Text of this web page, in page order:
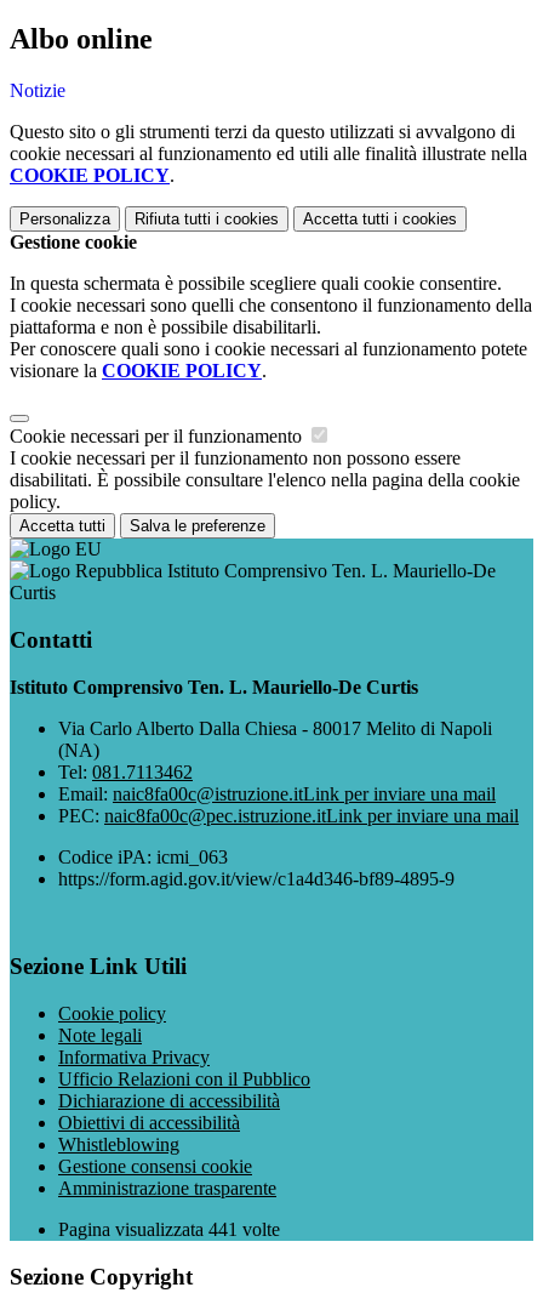
Albo online
Notizie
Questo sito o gli strumenti terzi da questo utilizzati si avvalgono di
cookie necessari al funzionamento ed utili alle finalità illustrate nella
COOKIE POLICY.
Personalizza Rifiuta tutti i cookies Accetta tutti i cookies
Gestione cookie
In questa schermata è possibile scegliere quali cookie consentire.
I cookie necessari sono quelli che consentono il funzionamento della
piattaforma e non è possibile disabilitarli.
Per conoscere quali sono i cookie necessari al funzionamento potete
visionare la COOKIE POLICY.
Cookie necessari per il funzionamento
I cookie necessari per il funzionamento non possono essere
disabilitati. È possibile consultare l'elenco nella pagina della cookie
policy.
Accetta tutti Salva le preferenze
Istituto Comprensivo Ten. L. Mauriello-De
Curtis
Contatti
Istituto Comprensivo Ten. L. Mauriello-De Curtis
Via Carlo Alberto Dalla Chiesa - 80017 Melito di Napoli
(NA)
Tel: 081.7113462
Email: naic8fa00c@istruzione.itLink per inviare una mail
PEC: naic8fa00c@pec.istruzione.itLink per inviare una mail
Codice iPA: icmi_063
https://form.agid.gov.it/view/c1a4d346-bf89-4895-9
Sezione Link Utili
Cookie policy
Note legali
Informativa Privacy
Ufficio Relazioni con il Pubblico
Dichiarazione di accessibilità
Obiettivi di accessibilità
Whistleblowing
Gestione consensi cookie
Amministrazione trasparente
Pagina visualizzata 441 volte
Sezione Copyright